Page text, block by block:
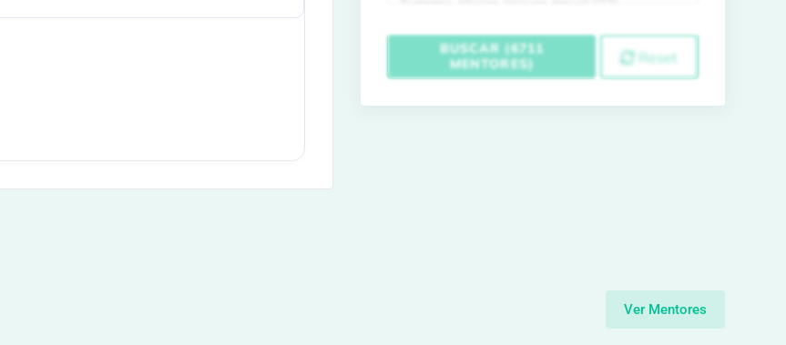
BUSCAR (6711
MENTORES)
Reset
Ver Mentores